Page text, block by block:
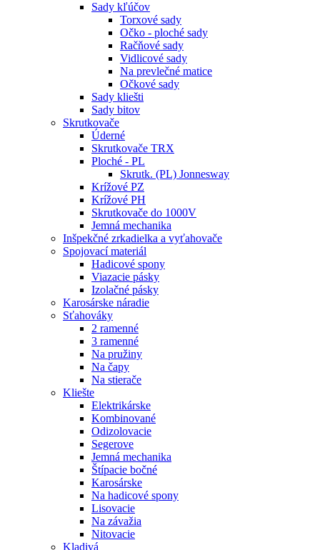
Sady kľúčov
Torxové sady
Očko - ploché sady
Račňové sady
Vidlicové sady
Na prevlečné matice
Očkové sady
Sady kliešti
Sady bitov
Skrutkovače
Úderné
Skrutkovače TRX
Ploché - PL
Skrutk. (PL) Jonnesway
Krížové PZ
Krížové PH
Skrutkovače do 1000V
Jemná mechanika
Inšpekčné zrkadielka a vyťahovače
Spojovací materiál
Hadicové spony
Viazacie pásky
Izolačné pásky
Karosárske náradie
Sťahováky
2 ramenné
3 ramenné
Na pružiny
Na čapy
Na stierače
Kliešte
Elektrikárske
Kombinované
Odizolovacie
Segerove
Jemná mechanika
Štípacie bočné
Karosárske
Na hadicové spony
Lisovacie
Na závažia
Nitovacie
Kladivá